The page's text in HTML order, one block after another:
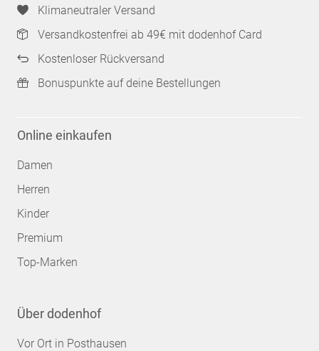
Klimaneutraler Versand
Versandkostenfrei ab 49€ mit dodenhof Card
Kostenloser Rückversand
Bonuspunkte auf deine Bestellungen
Online einkaufen
Damen
Herren
Kinder
Premium
Top-Marken
Über dodenhof
Vor Ort in Posthausen